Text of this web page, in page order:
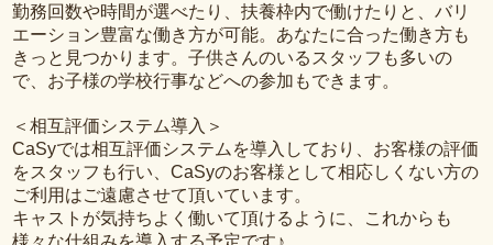
勤務回数や時間が選べたり、扶養枠内で働けたりと、バリ
エーション豊富な働き方が可能。あなたに合った働き方も
きっと見つかります。子供さんのいるスタッフも多いの
で、お子様の学校行事などへの参加もできます。
＜相互評価システム導入＞
CaSyでは相互評価システムを導入しており、お客様の評価
をスタッフも行い、CaSyのお客様として相応しくない方の
ご利用はご遠慮させて頂いています。
キャストが気持ちよく働いて頂けるように、これからも
様々な仕組みを導入する予定です♪